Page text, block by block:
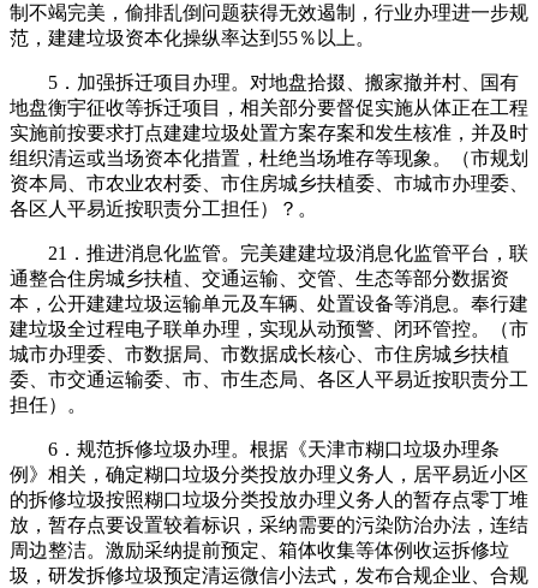
制不竭完美，偷排乱倒问题获得无效遏制，行业办理进一步规
范，建建垃圾资本化操纵率达到55％以上。
5．加强拆迁项目办理。对地盘拾掇、搬家撤并村、国有
地盘衡宇征收等拆迁项目，相关部分要督促实施从体正在工程
实施前按要求打点建建垃圾处置方案存案和发生核准，并及时
组织清运或当场资本化措置，杜绝当场堆存等现象。（市规划
资本局、市农业农村委、市住房城乡扶植委、市城市办理委、
各区人平易近按职责分工担任）？。
21．推进消息化监管。完美建建垃圾消息化监管平台，联
通整合住房城乡扶植、交通运输、交管、生态等部分数据资
本，公开建建垃圾运输单元及车辆、处置设备等消息。奉行建
建垃圾全过程电子联单办理，实现从动预警、闭环管控。（市
城市办理委、市数据局、市数据成长核心、市住房城乡扶植
委、市交通运输委、市、市生态局、各区人平易近按职责分工
担任）。
6．规范拆修垃圾办理。根据《天津市糊口垃圾办理条
例》相关，确定糊口垃圾分类投放办理义务人，居平易近小区
的拆修垃圾按照糊口垃圾分类投放办理义务人的暂存点零丁堆
放，暂存点要设置较着标识，采纳需要的污染防治办法，连结
周边整洁。激励采纳提前预定、箱体收集等体例收运拆修垃
圾，研发拆修垃圾预定清运微信小法式，发布合规企业、合规